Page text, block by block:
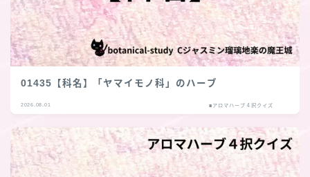
01435【科名】「ヤマイモノ科」のハーブ
2026.08.01 ■アロマハーブ４択クイズ